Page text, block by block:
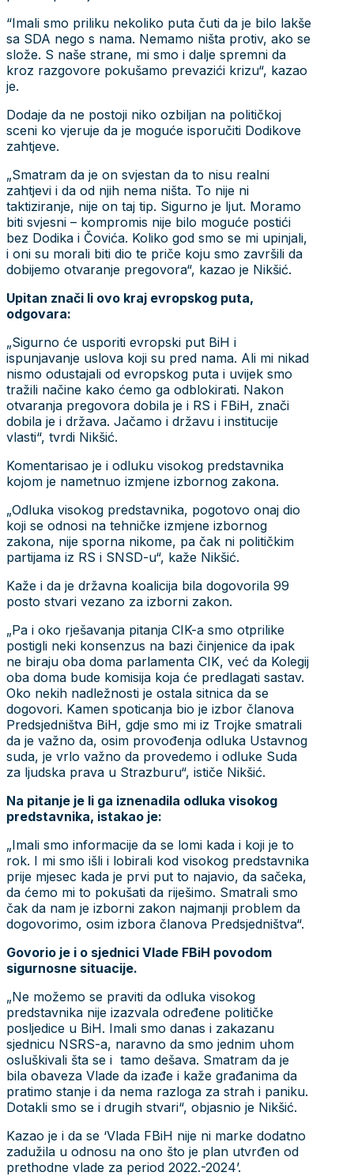
“Imali smo priliku nekoliko puta čuti da je bilo lakše
sa SDA nego s nama. Nemamo ništa protiv, ako se
slože. S naše strane, mi smo i dalje spremni da
kroz razgovore pokušamo prevazići krizu“, kazao
je.
Dodaje da ne postoji niko ozbiljan na političkoj
sceni ko vjeruje da je moguće isporučiti Dodikove
zahtjeve.
„Smatram da je on svjestan da to nisu realni
zahtjevi i da od njih nema ništa. To nije ni
taktiziranje, nije on taj tip. Sigurno je ljut. Moramo
biti svjesni – kompromis nije bilo moguće postići
bez Dodika i Čovića. Koliko god smo se mi upinjali,
i oni su morali biti dio te priče koju smo završili da
dobijemo otvaranje pregovora“, kazao je Nikšić.
Upitan znači li ovo kraj evropskog puta,
odgovara:
„Sigurno će usporiti evropski put BiH i
ispunjavanje uslova koji su pred nama. Ali mi nikad
nismo odustajali od evropskog puta i uvijek smo
tražili načine kako ćemo ga odblokirati. Nakon
otvaranja pregovora dobila je i RS i FBiH, znači
dobila je i država. Jačamo i državu i institucije
vlasti“, tvrdi Nikšić.
Komentarisao je i odluku visokog predstavnika
kojom je nametnuo izmjene izbornog zakona.
„Odluka visokog predstavnika, pogotovo onaj dio
koji se odnosi na tehničke izmjene izbornog
zakona, nije sporna nikome, pa čak ni političkim
partijama iz RS i SNSD-u“, kaže Nikšić.
Kaže i da je državna koalicija bila dogovorila 99
posto stvari vezano za izborni zakon.
„Pa i oko rješavanja pitanja CIK-a smo otprilike
postigli neki konsenzus na bazi činjenice da ipak
ne biraju oba doma parlamenta CIK, već da Kolegij
oba doma bude komisija koja će predlagati sastav.
Oko nekih nadležnosti je ostala sitnica da se
dogovori. Kamen spoticanja bio je izbor članova
Predsjedništva BiH, gdje smo mi iz Trojke smatrali
da je važno da, osim provođenja odluka Ustavnog
suda, je vrlo važno da provedemo i odluke Suda
za ljudska prava u Strazburu“, ističe Nikšić.
Na pitanje je li ga iznenadila odluka visokog
predstavnika, istakao je:
„Imali smo informacije da se lomi kada i koji je to
rok. I mi smo išli i lobirali kod visokog predstavnika
prije mjesec kada je prvi put to najavio, da sačeka,
da ćemo mi to pokušati da riješimo. Smatrali smo
čak da nam je izborni zakon najmanji problem da
dogovorimo, osim izbora članova Predsjedništva“.
Govorio je i o sjednici Vlade FBiH povodom
sigurnosne situacije.
„Ne možemo se praviti da odluka visokog
predstavnika nije izazvala određene političke
posljedice u BiH. Imali smo danas i zakazanu
sjednicu NSRS-a, naravno da smo jednim uhom
osluškivali šta se i tamo dešava. Smatram da je
bila obaveza Vlade da izađe i kaže građanima da
pratimo stanje i da nema razloga za strah i paniku.
Dotakli smo se i drugih stvari“, objasnio je Nikšić.
Kazao je i da se ‘Vlada FBiH nije ni marke dodatno
zadužila u odnosu na ono što je plan utvrđen od
prethodne vlade za period 2022.-2024’.